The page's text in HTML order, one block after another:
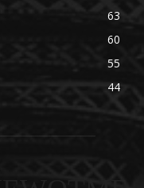
63
60
55
44